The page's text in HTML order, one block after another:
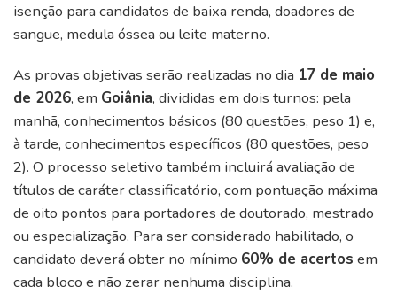
isenção para candidatos de baixa renda, doadores de
sangue, medula óssea ou leite materno.
As provas objetivas serão realizadas no dia 17 de maio
de 2026, em Goiânia, divididas em dois turnos: pela
manhã, conhecimentos básicos (80 questões, peso 1) e,
à tarde, conhecimentos específicos (80 questões, peso
2). O processo seletivo também incluirá avaliação de
títulos de caráter classificatório, com pontuação máxima
de oito pontos para portadores de doutorado, mestrado
ou especialização. Para ser considerado habilitado, o
candidato deverá obter no mínimo 60% de acertos em
cada bloco e não zerar nenhuma disciplina.